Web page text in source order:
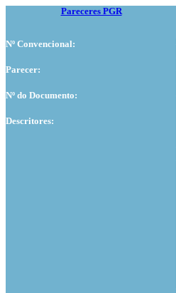
Pareceres PGR
Nº Convencional:
Parecer:
Nº do Documento:
Descritores: